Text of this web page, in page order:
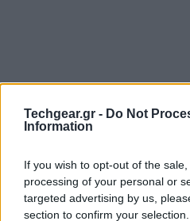
Techgear.gr - Do Not
Information
If you wish to opt-out of the
processing of your personal or
targeted advertising by us,
section to confirm your
Ένα νέο project ονόματι
τα μέχρι τώρα δεδομένα
στα usernames και
λογαριασμό του κάνοντας
συσκευών του,
πολύ μεγαλύτερη ασφάλεια.